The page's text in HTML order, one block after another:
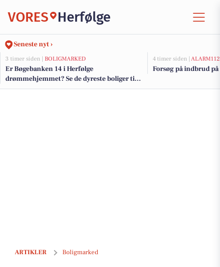
VORES Herfølge
Seneste nyt ›
3 timer siden | BOLIGMARKED
Er Bøgebanken 14 i Herfølge
drømmehjemmet? Se de dyreste boliger til
salg nu for op til 4.295.000 kr
4 timer siden | ALARM112
Forsøg på indbrud
ARTIKLER Boligmarked
Top 6 over dyreste boliger til salg i Herfølge. Priser op til 10.995.000